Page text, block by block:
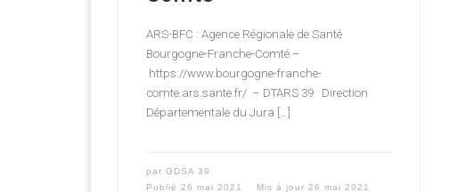
ARS-BFC : Agence Régionale de Santé
Bourgogne-Franche-Comté –
https://www.bourgogne-franche-
comte.ars.sante.fr/ – DTARS 39 : Direction
Départementale du Jura […]
par GDSA 39
Publié 26 mai 2021 Mis à jour 26 mai 2021